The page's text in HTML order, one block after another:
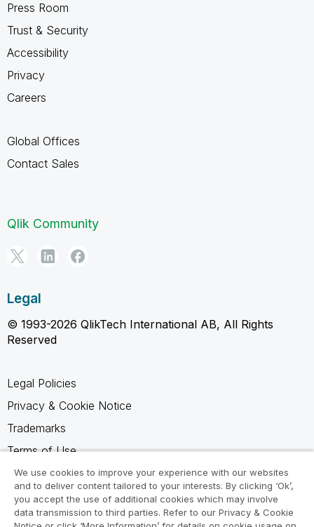
Press Room
Trust & Security
Accessibility
Privacy
Careers
Global Offices
Contact Sales
Qlik Community
Legal
© 1993-2026 QlikTech International AB, All Rights
Reserved
Legal Policies
Privacy & Cookie Notice
Trademarks
Terms of Use
Legal Agreements
Product Terms
Do not share my info
We use cookies to improve your experience with our websites
and to deliver content tailored to your interests. By clicking ‘Ok’,
you accept the use of additional cookies which may involve
data transmission to third parties. Refer to our Privacy & Cookie